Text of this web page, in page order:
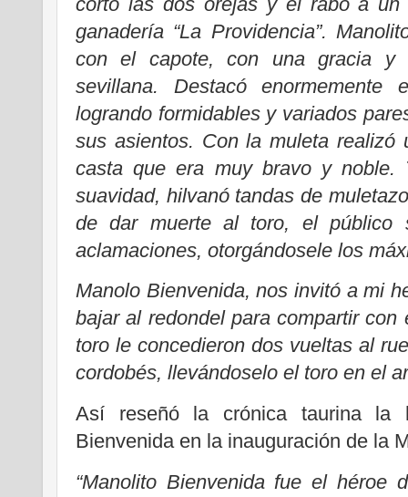
ganadería “La Providencia”.
con el capote, con una gracia y
sevillana. Destacó
logrando formidables y variados
sus asientos. Con la muleta realizó
casta que era muy bravo y noble.
suavidad, hilvanó tandas de
de dar muerte al toro, el público
aclamaciones, otorgándosele los
Manolo Bienvenida, nos invitó a mi
bajar al redondel para compartir
toro le concedieron dos vueltas al
cordobés, llevándoselo el toro en el
Así reseñó la crónica taurina la
Bienvenida en la inauguración de la
“Manolito Bienvenida fue el héroe